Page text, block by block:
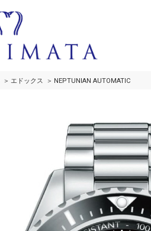
エドックス NEPTUNIAN AUTOMATIC